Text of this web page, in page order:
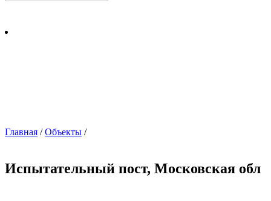
Главная /Объекты /
Испытательный пост, Московская обл